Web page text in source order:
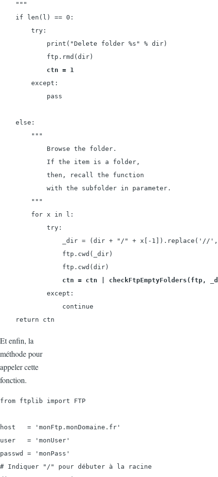
    """
    if len(l) == 0:
        try:
            print("Delete folder %s" % dir)
            ftp.rmd(dir)
ctn = 1
        except:
            pass
    else:
        """
            Browse the folder.
            If the item is a folder,
            then, recall the function
            with the subfolder in parameter.
        """
        for x in l:
            try:
_dir = (dir + "/" + x[-1]).replace('//
                ftp.cwd(_dir)
                ftp.cwd(dir)
ctn = ctn | checkFtpEmptyFolders (ftp,
            except:
                continue
    return ctn
Et enfin, la
méthode pour
appeler cette
fonction.
from ftplib import FTP
host   = 'monFtp.monDomaine.fr'
user   = 'monUser'
passwd = 'monPass'
# Indiquer "/" pour débuter à la racine